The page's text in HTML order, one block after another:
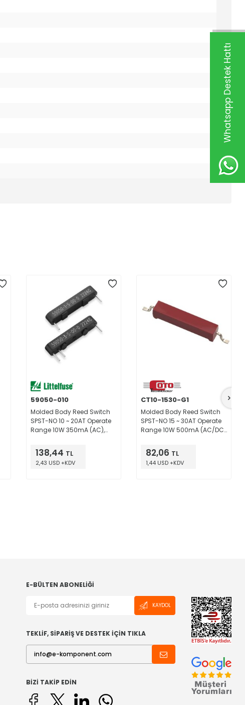
Whatsapp Destek Hattı
59050-010
Molded Body Reed Switch
SPST-NO 10 ~ 20AT Operate
Range 10W 350mA (AC),
Hole
138,44 TL
2,43 USD +KDV
CT10-1530-G1
Molded Body Reed Switch
SPST-NO 15 ~ 30AT Operate
Range 10W 500mA (AC/DC)
82,06 TL
1,44 USD +KDV
E-BÜLTEN ABONELIĞI
KAYDOL
TEKLİF, SİPARİŞ VE DESTEK İÇİN TIKLA
BIZI TAKIP EDIN